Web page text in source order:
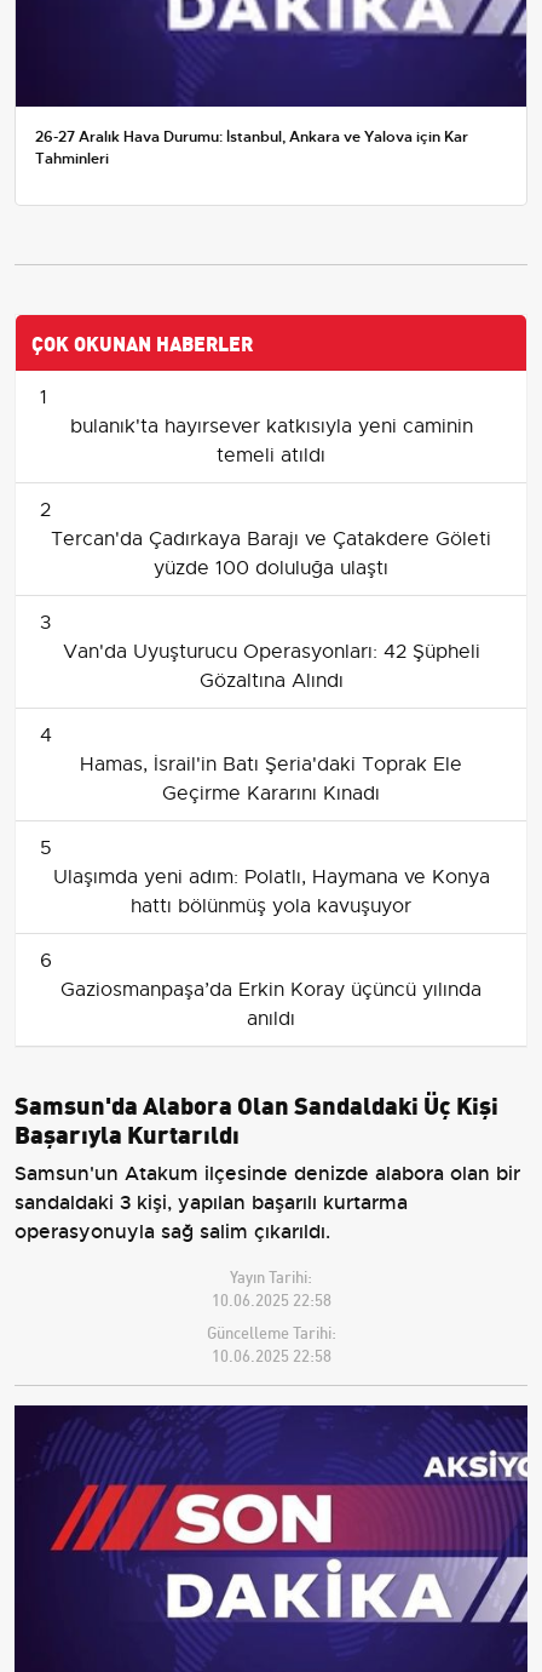
26-27 Aralık Hava Durumu: İstanbul, Ankara ve Yalova için Kar
Tahminleri
ÇOK OKUNAN HABERLER
1
bulanık'ta hayırsever katkısıyla yeni caminin
temeli atıldı
2
Tercan'da Çadırkaya Barajı ve Çatakdere Göleti
yüzde 100 doluluğa ulaştı
3
Van'da Uyuşturucu Operasyonları: 42 Şüpheli
Gözaltına Alındı
4
Hamas, İsrail'in Batı Şeria'daki Toprak Ele
Geçirme Kararını Kınadı
5
Ulaşımda yeni adım: Polatlı, Haymana ve Konya
hattı bölünmüş yola kavuşuyor
6
Gaziosmanpaşa’da Erkin Koray üçüncü yılında
anıldı
Samsun'da Alabora Olan Sandaldaki Üç Kişi
Başarıyla Kurtarıldı
Samsun'un Atakum ilçesinde denizde alabora olan bir
sandaldaki 3 kişi, yapılan başarılı kurtarma
operasyonuyla sağ salim çıkarıldı.
Yayın Tarihi:
10.06.2025 22:58
Güncelleme Tarihi:
10.06.2025 22:58